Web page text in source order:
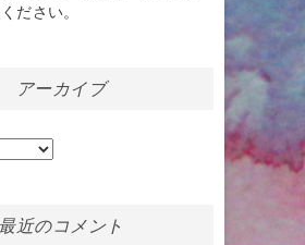
ださい。
アーカイブ
最近のコメント